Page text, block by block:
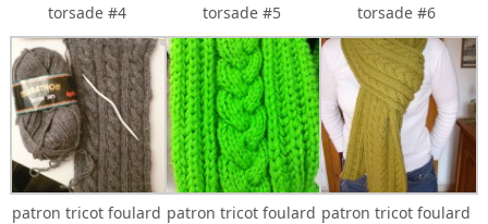
torsade #4
torsade #5
torsade #6
patron tricot foulard patron tricot foulard patron tricot foulard